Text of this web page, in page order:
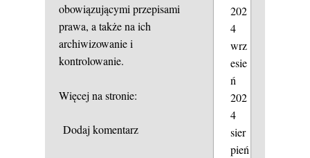
obowiązującymi przepisami
prawa, a także na ich
archiwizowanie i
kontrolowanie.
Więcej na stronie:
Dodaj komentarz
202
4
wrz
esie
ń
202
4
sier
pień